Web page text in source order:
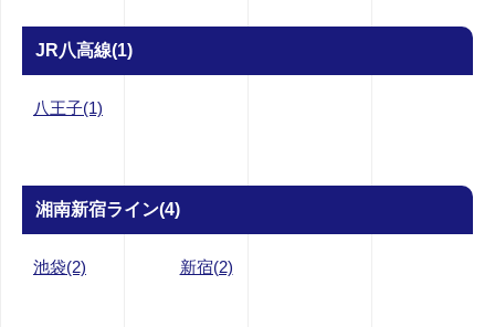
JR八高線(1)
八王子(1)
湘南新宿ライン(4)
池袋(2) 新宿(2)